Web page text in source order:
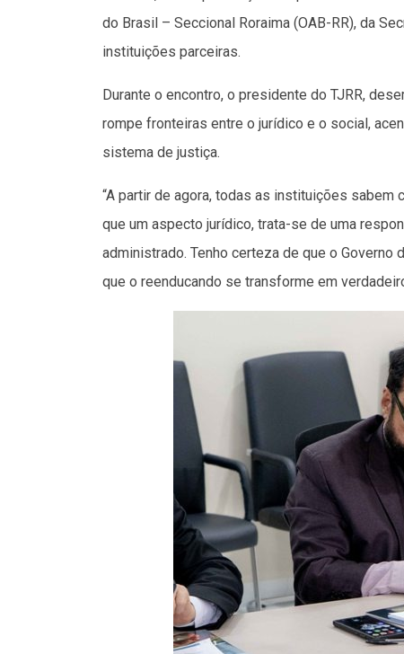
do Brasil – Seccional Roraima (OAB-RR), da
instituições parceiras.
Durante o encontro, o presidente do TJRR,
rompe fronteiras entre o jurídico e o social,
sistema de justiça.
“A partir de agora, todas as instituições
que um aspecto jurídico, trata-se de uma
administrado. Tenho certeza de que o
que o reenducando se transforme em